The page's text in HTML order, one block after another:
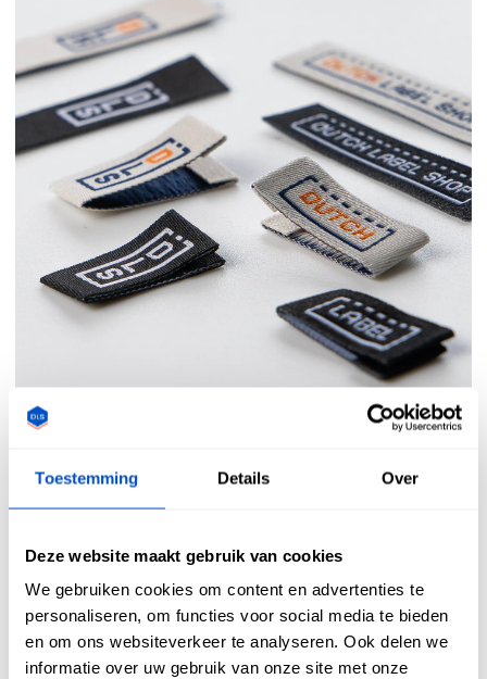
Toestemming Details Over
Deze website maakt gebruik van cookies
We gebruiken cookies om content en advertenties te
personaliseren, om functies voor social media te bieden
en om ons websiteverkeer te analyseren. Ook delen we
informatie over uw gebruik van onze site met onze
Ga voor de allerfijnste details met bedrukte
kledinglabels